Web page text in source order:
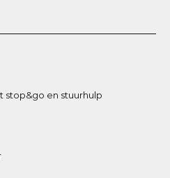
stop&go en stuurhulp